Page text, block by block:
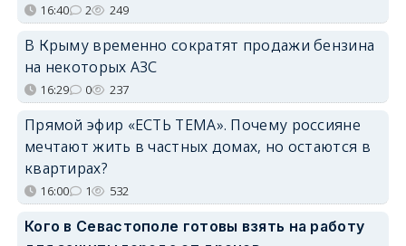
16:40 2 249
В Крыму временно сократят продажи бензина
на некоторых АЗС
16:29 0 237
Прямой эфир «ЕСТЬ ТЕМА». Почему россияне
мечтают жить в частных домах, но остаются в
квартирах?
16:00 1 532
Кого в Севастополе готовы взять на работу